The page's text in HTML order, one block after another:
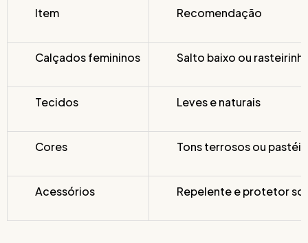
Item Recomendação
Calçados femininos Salto baixo ou
Tecidos Leves e naturais
Cores Tons terrosos ou pastéis
Acessórios Repelente e protetor